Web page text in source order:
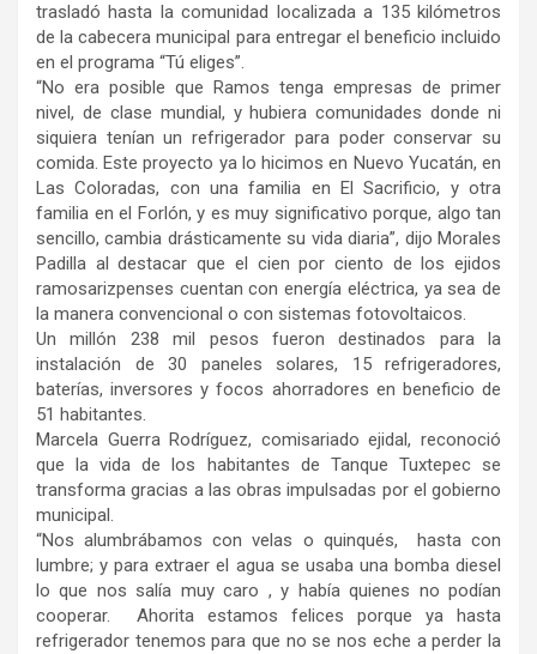
trasladó hasta la comunidad localizada a 135 kilómetros
de la cabecera municipal para entregar el beneficio incluido
en el programa “Tú eliges”.
“No era posible que Ramos tenga empresas de primer
nivel, de clase mundial, y hubiera comunidades donde ni
siquiera tenían un refrigerador para poder conservar su
comida. Este proyecto ya lo hicimos en Nuevo Yucatán, en
Las Coloradas, con una familia en El Sacrificio, y otra
familia en el Forlón, y es muy significativo porque, algo tan
sencillo, cambia drásticamente su vida diaria”, dijo Morales
Padilla al destacar que el cien por ciento de los ejidos
ramosarizpenses cuentan con energía eléctrica, ya sea de
la manera convencional o con sistemas fotovoltaicos.
Un millón 238 mil pesos fueron destinados para la
instalación de 30 paneles solares, 15 refrigeradores,
baterías, inversores y focos ahorradores en beneficio de
51 habitantes.
Marcela Guerra Rodríguez, comisariado ejidal, reconoció
que la vida de los habitantes de Tanque Tuxtepec se
transforma gracias a las obras impulsadas por el gobierno
municipal.
“Nos alumbrábamos con velas o quinqués, hasta con
lumbre; y para extraer el agua se usaba una bomba diesel
lo que nos salía muy caro , y había quienes no podían
cooperar. Ahorita estamos felices porque ya hasta
refrigerador tenemos para que no se nos eche a perder la